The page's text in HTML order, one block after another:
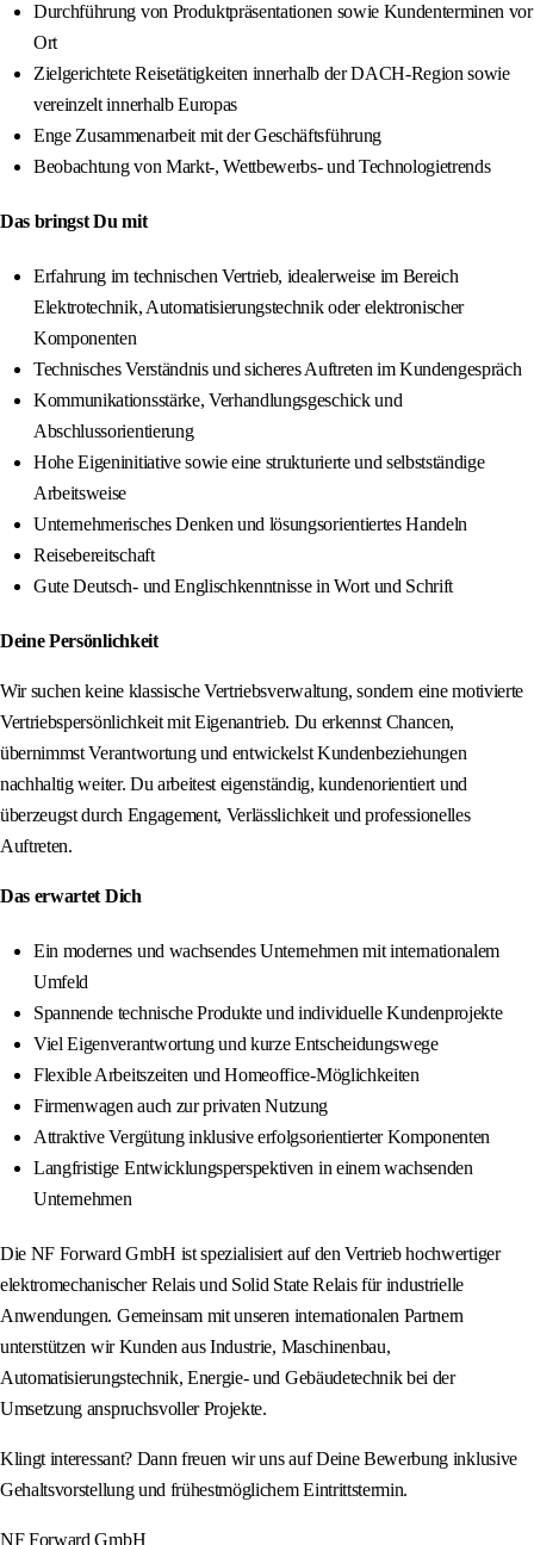
Durchführung von Produktpräsentationen sowie Kundenterminen vor
Ort
Zielgerichtete Reisetätigkeiten innerhalb der DACH-Region sowie
vereinzelt innerhalb Europas
Enge Zusammenarbeit mit der Geschäftsführung
Beobachtung von Markt-, Wettbewerbs- und Technologietrends
Das bringst Du mit
Erfahrung im technischen Vertrieb, idealerweise im Bereich
Elektrotechnik, Automatisierungstechnik oder elektronischer
Komponenten
Technisches Verständnis und sicheres Auftreten im Kundengespräch
Kommunikationsstärke, Verhandlungsgeschick und
Abschlussorientierung
Hohe Eigeninitiative sowie eine strukturierte und selbstständige
Arbeitsweise
Unternehmerisches Denken und lösungsorientiertes Handeln
Reisebereitschaft
Gute Deutsch- und Englischkenntnisse in Wort und Schrift
Deine Persönlichkeit
Wir suchen keine klassische Vertriebsverwaltung, sondern eine motivierte
Vertriebspersönlichkeit mit Eigenantrieb. Du erkennst Chancen,
übernimmst Verantwortung und entwickelst Kundenbeziehungen
nachhaltig weiter. Du arbeitest eigenständig, kundenorientiert und
überzeugst durch Engagement, Verlässlichkeit und professionelles
Auftreten.
Das erwartet Dich
Ein modernes und wachsendes Unternehmen mit internationalem
Umfeld
Spannende technische Produkte und individuelle Kundenprojekte
Viel Eigenverantwortung und kurze Entscheidungswege
Flexible Arbeitszeiten und Homeoffice-Möglichkeiten
Firmenwagen auch zur privaten Nutzung
Attraktive Vergütung inklusive erfolgsorientierter Komponenten
Langfristige Entwicklungsperspektiven in einem wachsenden
Unternehmen
Die NF Forward GmbH ist spezialisiert auf den Vertrieb hochwertiger
elektromechanischer Relais und Solid State Relais für industrielle
Anwendungen. Gemeinsam mit unseren internationalen Partnern
unterstützen wir Kunden aus Industrie, Maschinenbau,
Automatisierungstechnik, Energie- und Gebäudetechnik bei der
Umsetzung anspruchsvoller Projekte.
Klingt interessant? Dann freuen wir uns auf Deine Bewerbung inklusive
Gehaltsvorstellung und frühestmöglichem Eintrittstermin.
NF Forward GmbH